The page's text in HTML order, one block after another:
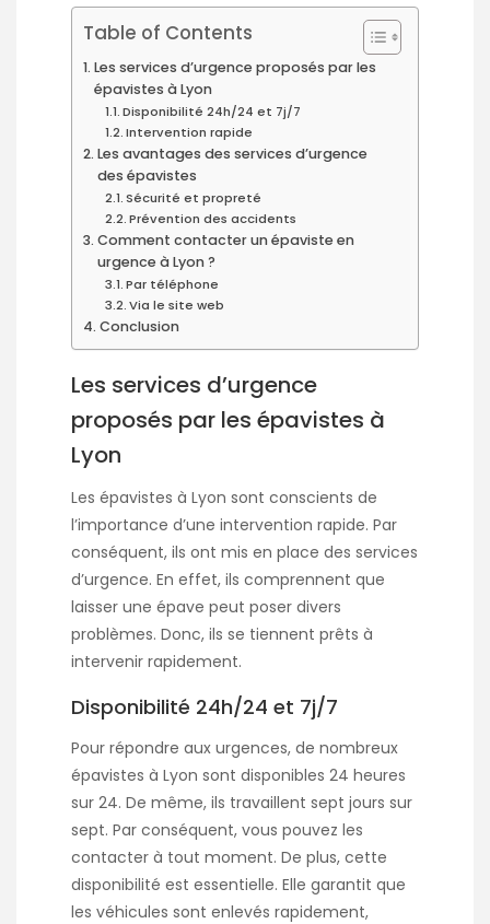
Table of Contents
Les services d’urgence proposés par les
épavistes à Lyon
Disponibilité 24h/24 et 7j/7
Intervention rapide
Les avantages des services d’urgence
des épavistes
Sécurité et propreté
Prévention des accidents
Comment contacter un épaviste en
urgence à Lyon ?
Par téléphone
Via le site web
Conclusion
Les services d’urgence
proposés par les épavistes à
Lyon
Les épavistes à Lyon sont conscients de
l’importance d’une intervention rapide. Par
conséquent, ils ont mis en place des services
d’urgence. En effet, ils comprennent que
laisser une épave peut poser divers
problèmes. Donc, ils se tiennent prêts à
intervenir rapidement.
Disponibilité 24h/24 et 7j/7
Pour répondre aux urgences, de nombreux
épavistes à Lyon sont disponibles 24 heures
sur 24. De même, ils travaillent sept jours sur
sept. Par conséquent, vous pouvez les
contacter à tout moment. De plus, cette
disponibilité est essentielle. Elle garantit que
les véhicules sont enlevés rapidement,